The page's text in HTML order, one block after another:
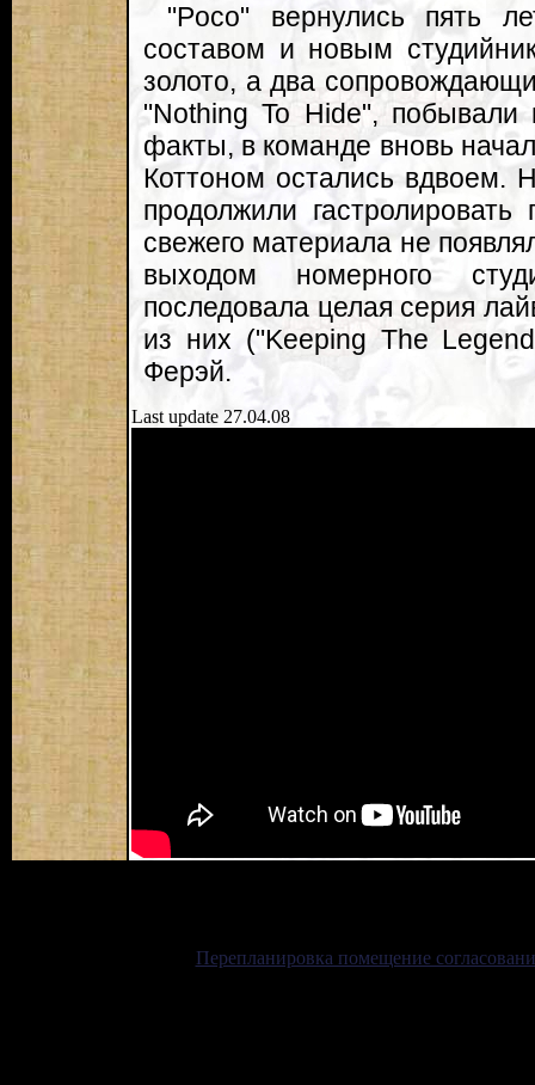
"Poco" вернулись пять
составом и новым
золото, а два
"Nothing To Hide",
факты, в команде вновь
Коттоном остались вдвоем.
продолжили
свежего материала не
выходом номерного
последовала целая серия
из них ("Keeping The
Ферэй.
Last update 27.04.08
Перепланировка помещение